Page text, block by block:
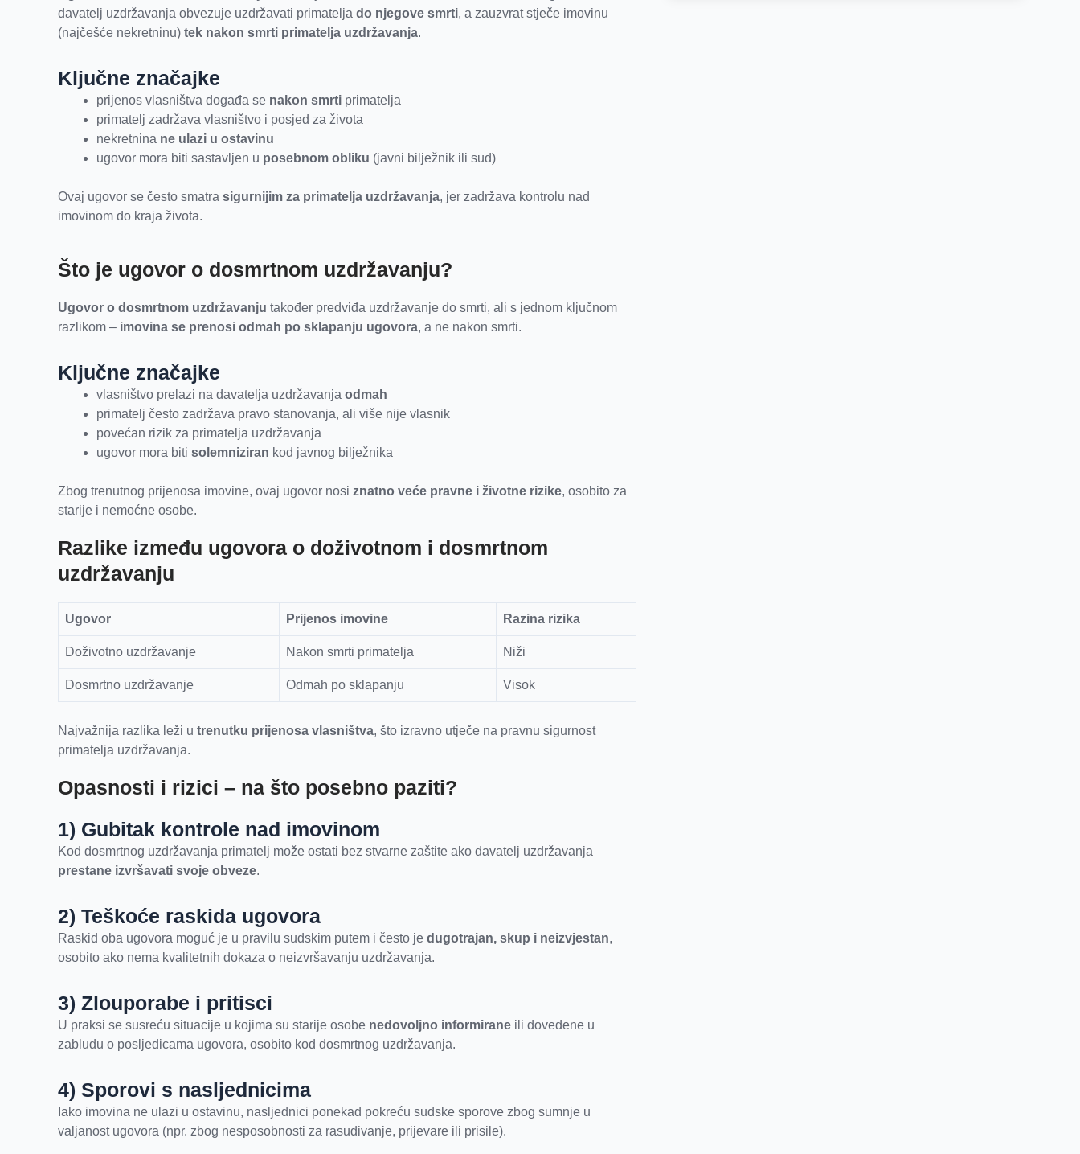
davatelj uzdržavanja obvezuje uzdržavati primatelja do njegove smrti, a zauzvrat stječe imovinu
(najčešće nekretninu) tek nakon smrti primatelja uzdržavanja.
Ključne značajke
prijenos vlasništva događa se nakon smrti primatelja
primatelj zadržava vlasništvo i posjed za života
nekretnina ne ulazi u ostavinu
ugovor mora biti sastavljen u posebnom obliku (javni bilježnik ili sud)
Ovaj ugovor se često smatra sigurnijim za primatelja uzdržavanja, jer zadržava kontrolu nad
imovinom do kraja života.
Što je ugovor o dosmrtnom uzdržavanju?
Ugovor o dosmrtnom uzdržavanju također predviđa uzdržavanje do smrti, ali s jednom ključnom
razlikom – imovina se prenosi odmah po sklapanju ugovora, a ne nakon smrti.
Ključne značajke
vlasništvo prelazi na davatelja uzdržavanja odmah
primatelj često zadržava pravo stanovanja, ali više nije vlasnik
povećan rizik za primatelja uzdržavanja
ugovor mora biti solemniziran kod javnog bilježnika
Zbog trenutnog prijenosa imovine, ovaj ugovor nosi znatno veće pravne i životne rizike, osobito za
starije i nemoćne osobe.
Razlike između ugovora o doživotnom i dosmrtnom
uzdržavanju
Ugovor Prijenos imovine Razina rizika
Doživotno uzdržavanje Nakon smrti primatelja Niži
Dosmrtno uzdržavanje Odmah po sklapanju Visok
Najvažnija razlika leži u trenutku prijenosa vlasništva, što izravno utječe na pravnu sigurnost
primatelja uzdržavanja.
Opasnosti i rizici – na što posebno paziti?
1) Gubitak kontrole nad imovinom
Kod dosmrtnog uzdržavanja primatelj može ostati bez stvarne zaštite ako davatelj uzdržavanja
prestane izvršavati svoje obveze.
2) Teškoće raskida ugovora
Raskid oba ugovora moguć je u pravilu sudskim putem i često je dugotrajan, skup i neizvjestan,
osobito ako nema kvalitetnih dokaza o neizvršavanju uzdržavanja.
3) Zlouporabe i pritisci
U praksi se susreću situacije u kojima su starije osobe nedovoljno informirane ili dovedene u
zabludu o posljedicama ugovora, osobito kod dosmrtnog uzdržavanja.
4) Sporovi s nasljednicima
Iako imovina ne ulazi u ostavinu, nasljednici ponekad pokreću sudske sporove zbog sumnje u
valjanost ugovora (npr. zbog nesposobnosti za rasuđivanje, prijevare ili prisile).